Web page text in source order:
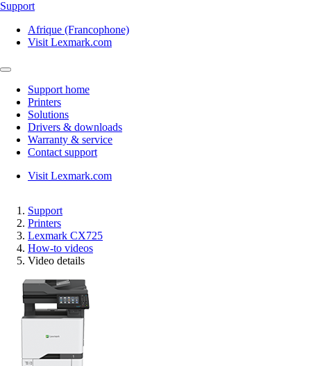
Support
Afrique (Francophone)
Visit Lexmark.com
Support home
Printers
Solutions
Drivers & downloads
Warranty & service
Contact support
Visit Lexmark.com
Support
Printers
Lexmark CX725
How-to videos
Video details